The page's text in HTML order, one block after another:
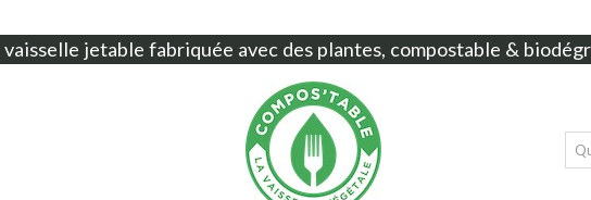
vaisselle jetable fabriquée avec des plantes, compostable &